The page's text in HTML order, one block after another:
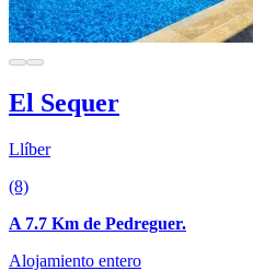
El Sequer
Llíber
(8)
A 7.7 Km de Pedreguer.
Alojamiento entero